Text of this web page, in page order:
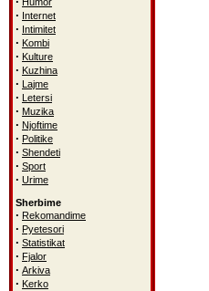
· Internet
· Intimitet
· Kombi
· Kulture
· Kuzhina
· Lajme
· Letersi
· Muzika
· Njoftime
· Politike
· Shendeti
· Sport
· Urime
Sherbime
· Rekomandime
· Pyetesori
· Statistikat
· Fjalor
· Arkiva
· Kerko